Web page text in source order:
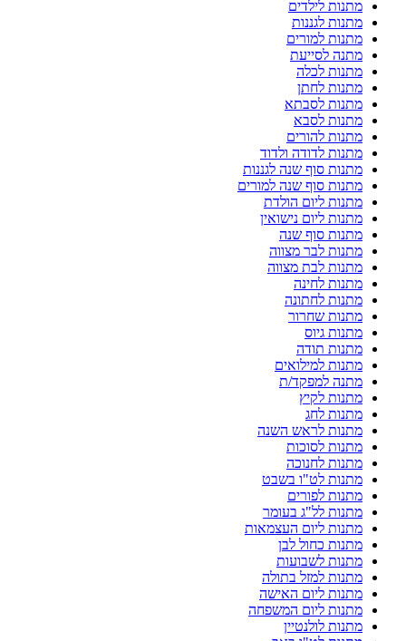
מתנות לילדים
מתנות לגננות
מתנות למורים
מתנה לסייעת
מתנות לכלה
מתנות לחתן
מתנות לסבתא
מתנות לסבא
מתנות להורים
מתנות לדודה ולדוד
מתנות סוף שנה לגננות
מתנות סוף שנה למורים
מתנות ליום הולדת
מתנות ליום נישואין
מתנות סוף שנה
מתנות לבר מצווה
מתנות לבת מצווה
מתנות לחינה
מתנות לחתונה
מתנות שחרור
מתנות גיוס
מתנות תודה
מתנות למילואים
מתנה למפקד/ת
מתנות לקיץ
מתנות לחג
מתנות לראש השנה
מתנות לסוכות
מתנות לחנוכה
מתנות לט"ו בשבט
מתנות לפורים
מתנות לל"ג בעומר
מתנות ליום העצמאות
מתנות כחול לבן
מתנות לשבועות
מתנות למזל בתולה
מתנות ליום האישה
מתנות ליום המשפחה
מתנות לולנטיין